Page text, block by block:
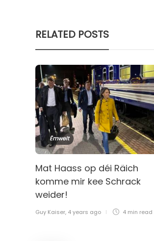
RELATED POSTS
Ëmwelt
Mat Haass op déi Räich
komme mir kee Schrack
weider!
Guy Kaiser, 4 years ago 4 min read